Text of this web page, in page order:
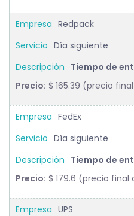
Redpack
Día siguiente
Tiempo de
Precio: $ 165.39 (precio
FedEx
Día siguiente
Tiempo de
Precio: $ 179.6 (precio final
UPS